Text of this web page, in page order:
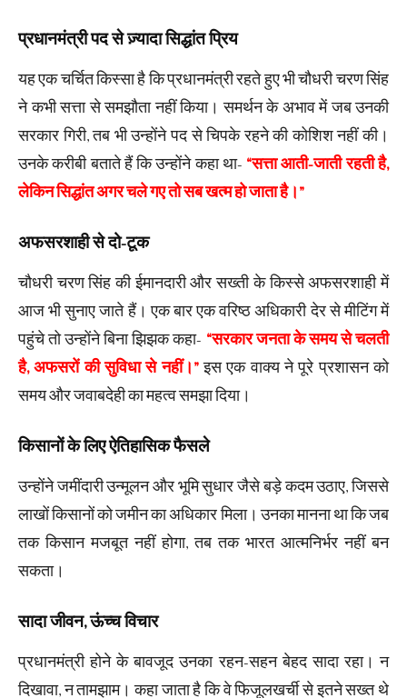
प्रधानमंत्री पद से ज़्यादा सिद्धांत प्रिय
यह एक चर्चित किस्सा है कि प्रधानमंत्री रहते हुए भी चौधरी चरण सिंह
ने कभी सत्ता से समझौता नहीं किया। समर्थन के अभाव में जब उनकी
सरकार गिरी, तब भी उन्होंने पद से चिपके रहने की कोशिश नहीं की।
उनके करीबी बताते हैं कि उन्होंने कहा था- “सत्ता आती-जाती रहती है,
लेकिन सिद्धांत अगर चले गए तो सब खत्म हो जाता है।”
अफसरशाही से दो-टूक
चौधरी चरण सिंह की ईमानदारी और सख्ती के किस्से अफसरशाही में
आज भी सुनाए जाते हैं। एक बार एक वरिष्ठ अधिकारी देर से मीटिंग में
पहुंचे तो उन्होंने बिना झिझक कहा- “सरकार जनता के समय से चलती
है, अफसरों की सुविधा से नहीं।”इस एक वाक्य ने पूरे प्रशासन को
समय और जवाबदेही का महत्व समझा दिया।
किसानों के लिए ऐतिहासिक फैसले
उन्होंने जमींदारी उन्मूलन और भूमि सुधार जैसे बड़े कदम उठाए, जिससे
लाखों किसानों को जमीन का अधिकार मिला। उनका मानना था कि जब
तक किसान मजबूत नहीं होगा, तब तक भारत आत्मनिर्भर नहीं बन
सकता।
सादा जीवन, ऊंच्च विचार
प्रधानमंत्री होने के बावजूद उनका रहन-सहन बेहद सादा रहा। न
दिखावा, न तामझाम। कहा जाता है कि वे फिजूलखर्ची से इतने सख्त थे